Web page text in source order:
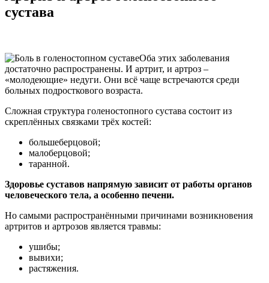
сустава
Оба этих заболевания
достаточно распространены. И артрит, и артроз –
«молодеющие» недуги. Они всё чаще встречаются среди
больных подросткового возраста.
Сложная структура голеностопного сустава состоит из
скреплённых связками трёх костей:
большеберцовой;
малоберцовой;
таранной.
Здоровье суставов напрямую зависит от работы органов
человеческого тела, а особенно печени.
Но самыми распространёнными причинами возникновения
артритов и артрозов является травмы:
ушибы;
вывихи;
растяжения.